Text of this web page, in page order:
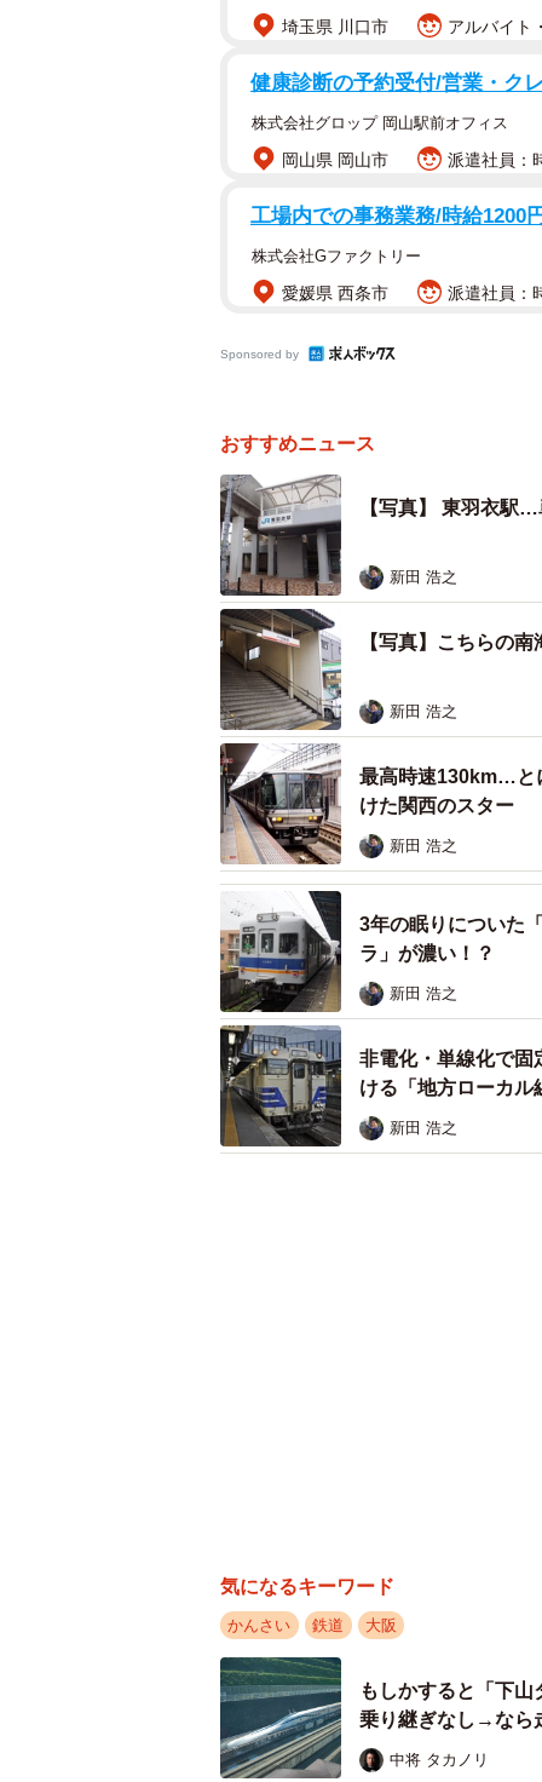
埼玉県 川口市 アルバイト
健康診断の予約受付/営業・ク
株式会社グロップ 岡山駅前オフィス
岡山県 岡山市 派遣社員：
工場内での事務業務/時給1200
株式会社Gファクトリー
愛媛県 西条市 派遣社員：
Sponsored by
おすすめニュース
【写真】 東羽衣駅
新田 浩之
【写真】こちらの
新田 浩之
最高時速130km…と
けた関西のスター
新田 浩之
3年の眠りについた
ラ」が濃い！？
新田 浩之
非電化・単線化で
ける「地方ローカル
新田 浩之
気になるキーワード
かんさい 鉄道 大阪
もしかすると「下
乗り継ぎなし→なら
中将 タカノリ